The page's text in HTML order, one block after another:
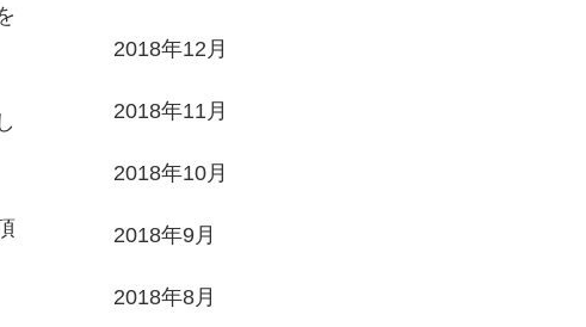
2018年12月
2018年11月
2018年10月
2018年9月
2018年8月